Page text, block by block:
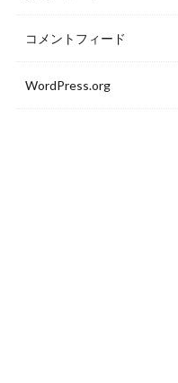
コメントフィード
WordPress.org